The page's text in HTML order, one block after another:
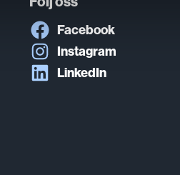
Facebook
Instagram
LinkedIn